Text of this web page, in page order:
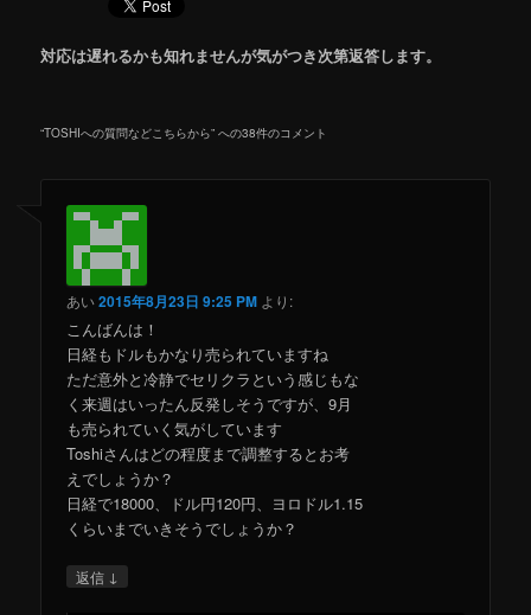
対応は遅れるかも知れませんが気がつき次第返答します。
“TOSHIへの質問などこちらから” への38件のコメント
あい2015年8月23日 9:25 PM より:
こんばんは！
日経もドルもかなり売られていますね
ただ意外と冷静でセリクラという感じもな
く来週はいったん反発しそうですが、9月
も売られていく気がしています
Toshiさんはどの程度まで調整するとお考
えでしょうか？
日経で18000、ドル円120円、ヨロドル1.15
くらいまでいきそうでしょうか？
返信 ↓